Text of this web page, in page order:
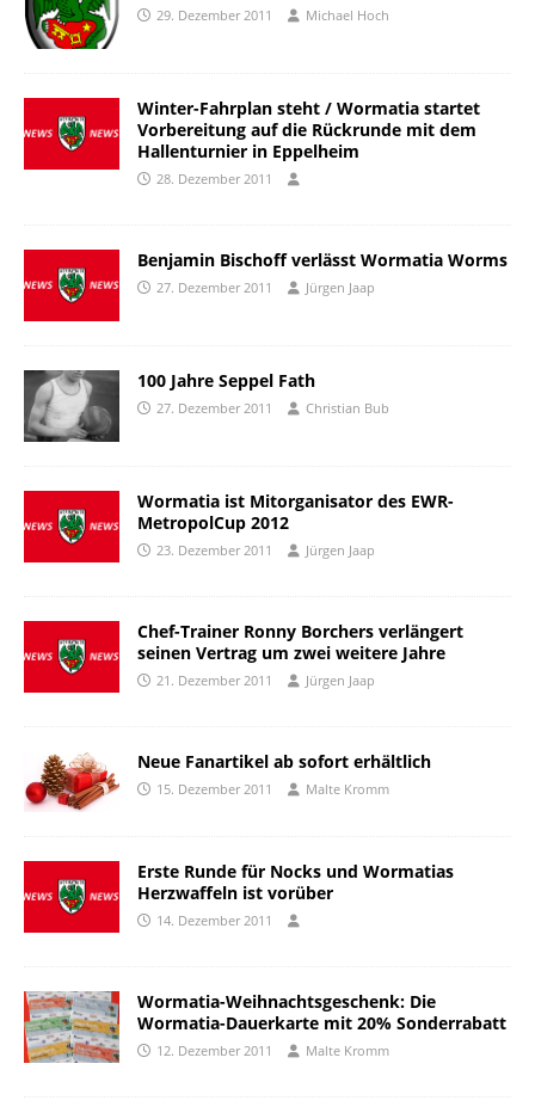
29. Dezember 2011 Michael Hoch
Winter-Fahrplan steht / Wormatia startet
Vorbereitung auf die Rückrunde mit dem
Hallenturnier in Eppelheim
28. Dezember 2011
Benjamin Bischoff verlässt Wormatia Worms
27. Dezember 2011 Jürgen Jaap
100 Jahre Seppel Fath
27. Dezember 2011 Christian Bub
Wormatia ist Mitorganisator des EWR-
MetropolCup 2012
23. Dezember 2011 Jürgen Jaap
Chef-Trainer Ronny Borchers verlängert
seinen Vertrag um zwei weitere Jahre
21. Dezember 2011 Jürgen Jaap
Neue Fanartikel ab sofort erhältlich
15. Dezember 2011 Malte Kromm
Erste Runde für Nocks und Wormatias
Herzwaffeln ist vorüber
14. Dezember 2011
Wormatia-Weihnachtsgeschenk: Die
Wormatia-Dauerkarte mit 20% Sonderrabatt
12. Dezember 2011 Malte Kromm